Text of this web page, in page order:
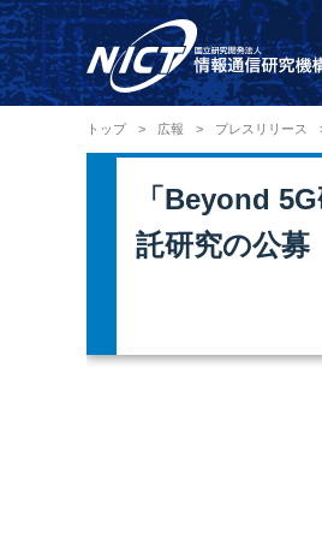
トップ > 広報 > プレスリリース
「Beyond
託研究の公募